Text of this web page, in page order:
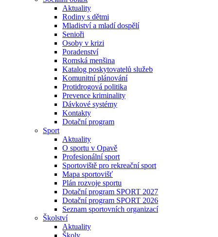
Aktuality
Rodiny s dětmi
Mladiství a mladí dospělí
Senioři
Osoby v krizi
Poradenství
Romská menšina
Katalog poskytovatelů služeb
Komunitní plánování
Protidrogová politika
Prevence kriminality
Dávkové systémy
Kontakty
Dotační program
Sport
Aktuality
O sportu v Opavě
Profesionální sport
Sportoviště pro rekreační sport
Mapa sportovišť
Plán rozvoje sportu
Dotační program SPORT 2027
Dotační program SPORT 2026
Seznam sportovních organizací
Školství
Aktuality